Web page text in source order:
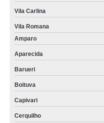
Vila Carlina
Vila Romana
Amparo
Aparecida
Barueri
Boituva
Capivari
Cerquilho